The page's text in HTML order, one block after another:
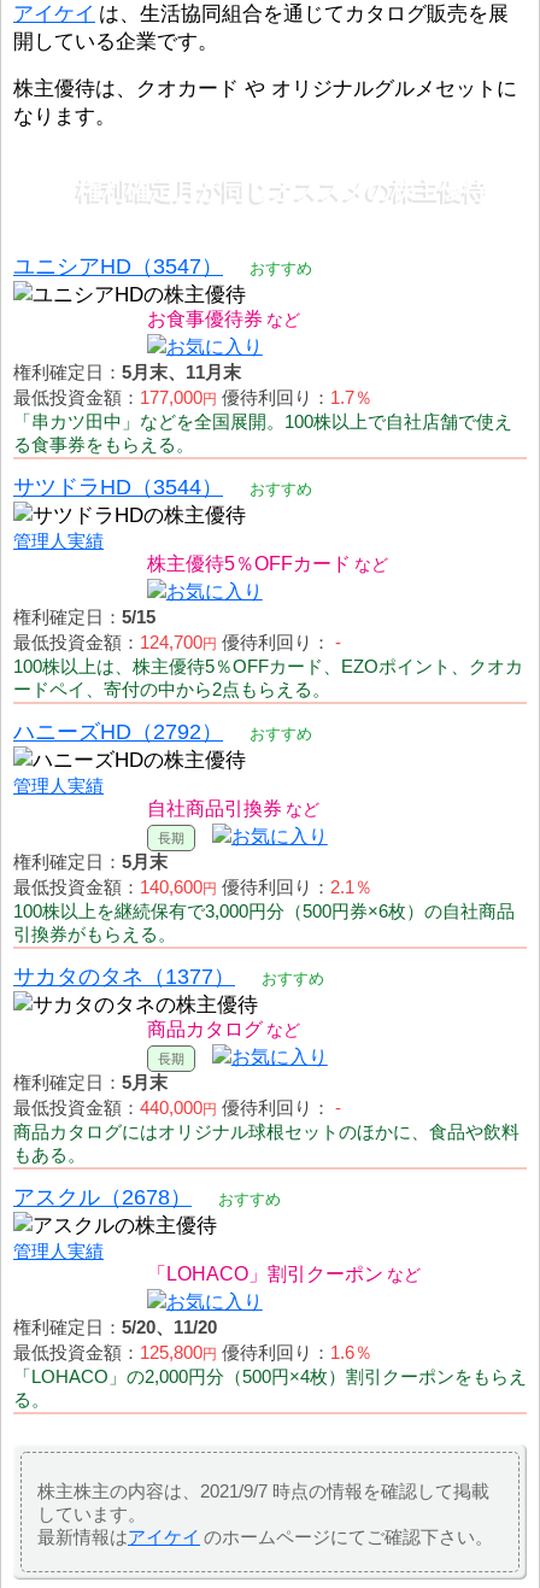
アイケイ は、生活協同組合を通じてカタログ販売を展
開している企業です。
株主優待は、クオカード や オリジナルグルメセットに
なります。
権利確定月が同じオススメの株主優待
ユニシアHD（3547） おすすめ
お食事優待券
権利確定日： 5月末、11月末
最低投資金額： 177,000円 優待利回り： 1.7％
「串カツ田中」などを全国展開。100株以上で自社店舗で使え
る食事券をもらえる。
サツドラHD（3544） おすすめ
管理人実績
株主優待5％OFFカード
権利確定日： 5/15
最低投資金額： 124,700円 優待利回り： -
100株以上は、株主優待5％OFFカード、EZOポイント、クオカ
ードペイ、寄付の中から2点もらえる。
ハニーズHD（2792） おすすめ
管理人実績
自社商品引換券
権利確定日： 5月末
最低投資金額： 140,600円 優待利回り： 2.1％
100株以上を継続保有で3,000円分（500円券×6枚）の自社商品
引換券がもらえる。
サカタのタネ（1377） おすすめ
商品カタログ
権利確定日： 5月末
最低投資金額： 440,000円 優待利回り： -
商品カタログにはオリジナル球根セットのほかに、食品や飲料
もある。
アスクル（2678） おすすめ
管理人実績
「LOHACO」割引クーポン
権利確定日： 5/20、11/20
最低投資金額： 125,800円 優待利回り： 1.6％
「LOHACO」の2,000円分（500円×4枚）割引クーポンをもらえ
る。
株主株主の内容は、2021/9/7 時点の情報を確認して掲載
しています。
最新情報はアイケイ のホームページにてご確認下さい。